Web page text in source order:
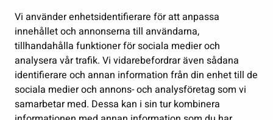
Vi använder enhetsidentifierare för att anpassa
innehållet och annonserna till användarna,
tillhandahålla funktioner för sociala medier och
analysera vår trafik. Vi vidarebefordrar även sådana
identifierare och annan information från din enhet till de
sociala medier och annons- och analysföretag som vi
samarbetar med. Dessa kan i sin tur kombinera
Förvaltning
Jobb och företagsamhet
Delta och sköt ärenden
Show my cookie settings
Follow us